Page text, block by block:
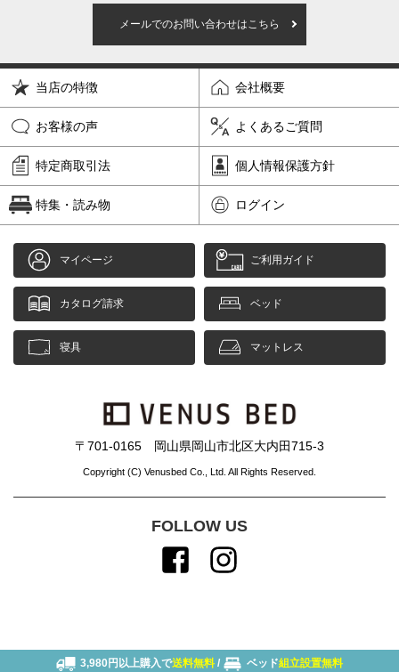
メールでのお問い合わせはこちら
当店の特徴 会社概要
お客様の声 よくあるご質問
特定商取引法 個人情報保護方針
特集・読み物 ログイン
マイページ ご利用ガイド
カタログ請求 ベッド
寝具 マットレス
〒701-0165 岡山県岡山市北区大内田715-3
Copyright (C) Venusbed Co., Ltd. All Rights Reserved.
FOLLOW US
3,980円以上購入で送料無料 / ベッド組立設置無料